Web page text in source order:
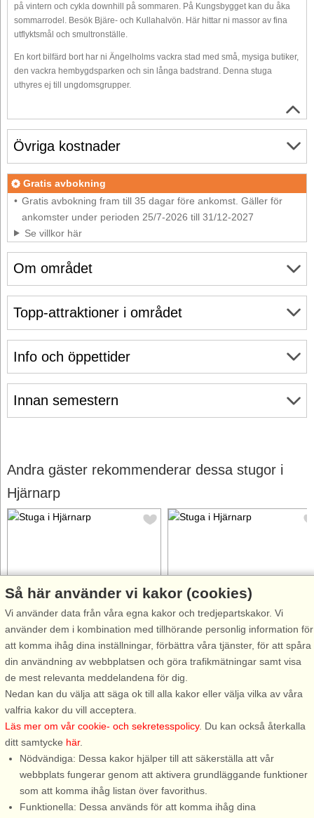
på vintern och cykla downhill på sommaren. På Kungsbygget kan du åka
sommarrodel. Besök Bjäre- och Kullahalvön. Här hittar ni massor av fina
utflyktsmål och smultronställe.
En kort bilfärd bort har ni Ängelholms vackra stad med små, mysiga butiker,
den vackra hembygdsparken och sin långa badstrand. Denna stuga
uthyres ej till ungdomsgrupper.
Om området
Info och öppettider
Innan semestern
Övriga kostnader
Gratis avbokning
Gratis avbokning fram till 35 dagar före ankomst. Gäller för
ankomster under perioden 25/7-2026 till 31/12-2027
Se villkor här
Topp-attraktioner i området
Andra gäster rekommenderar dessa stugor i
Hjärnarp
Stugnr: 48301
Hjärnarp
5 personer, 50 m²
1,3 km till sjö/hav:.
Välkommen till ett trivsamt
fritidshus i ett mycket lugnt och
trivsamt stugområde med bad-
och fiskemöjligheter. Här
upplever ni stillheten och lugnet
i en insynsskyddad, grönskande
oas. Ett perfekt boende ...
från 6.285 SEK
Stugnr: 65468
Hjärnarp
8 personer, 100 m²
7 km till sjö/hav:.
Ett härligt semesterboende vid
foten av Hallandsåsen. Ett
mycket charm och hög
utgångsläge till halvöns små
kustorter, pittoreska små
hamnar ...
från 8.504 SEK
Så här använder vi kakor (cookies)
Vi använder data från våra egna kakor och tredjepartskakor. Vi
använder dem i kombination med tillhörande personlig information för
att komma ihåg dina inställningar, förbättra våra tjänster, för att spåra
din användning av webbplatsen och göra trafikmätningar samt visa
de mest relevanta meddelandena för dig.
Nedan kan du välja att säga ok till alla kakor eller välja vilka av våra
valfria kakor du vill acceptera.
Läs mer om vår cookie- och sekretesspolicy. Du kan också återkalla
ditt samtycke här.
Nödvändiga: Dessa kakor hjälper till att säkerställa att vår
webbplats fungerar genom att aktivera grundläggande funktioner
som att komma ihåg listan över favorithus.
Funktionella: Dessa används för att komma ihåg dina